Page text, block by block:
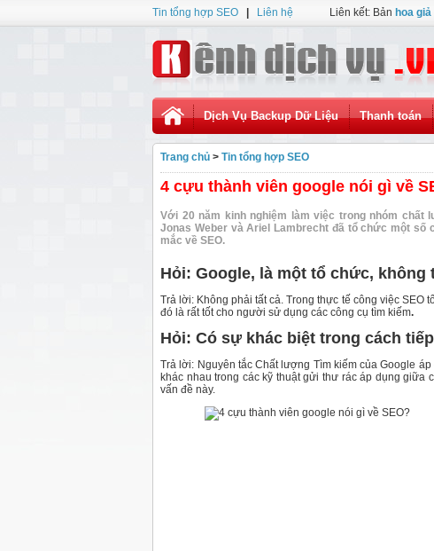
Tin tổng hợp SEO Liên hệ Liên kết: Bản hoa giả
Dịch Vụ Backup Dữ Liệu Thanh toán
Trang chủ > Tin tổng hợp SEO
4 cựu thành viên google nói gì về
Với 20 năm kinh nghiệm làm việc trong nhóm chất
Jonas Weber và Ariel Lambrecht đã tổ chức một số
mắc về SEO.
Hỏi: Google, là một tổ chức, không
Trả lời: Không phải tất cả. Trong thực tế công việc SEO
đó là rất tốt cho người sử dụng các công cụ tìm kiếm.
Hỏi: Có sự khác biệt trong cách
Trả lời: Nguyên tắc Chất lượng Tìm kiếm của Google
khác nhau trong các kỹ thuật gửi thư rác áp dụng giữa
vấn đề này.